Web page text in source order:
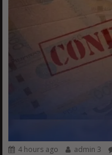
4 hours ago admin 3